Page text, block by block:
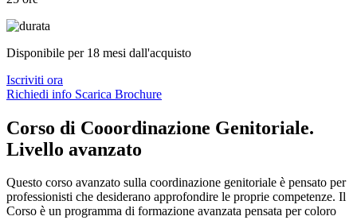
Disponibile per 18 mesi dall'acquisto
Iscriviti ora
Richiedi info Scarica Brochure
Corso di Cooordinazione Genitoriale.
Livello avanzato
Questo corso avanzato sulla coordinazione genitoriale è pensato per
professionisti che desiderano approfondire le proprie competenze. Il
Corso è un programma di formazione avanzata pensata per coloro